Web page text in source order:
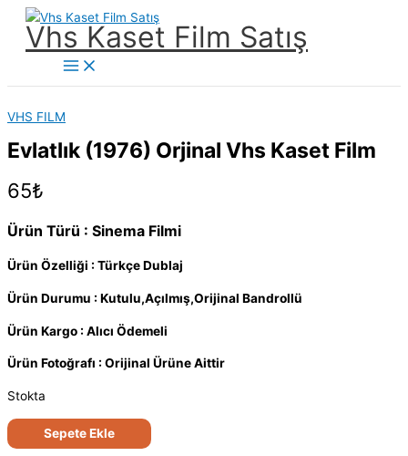
İçeriğe
Vhs Kaset Film Satış
Main
Menu
VHS FILM
Evlatlık (1976) Orjinal Vhs Kaset Film
65₺
Ürün Türü : Sinema Filmi
Ürün Özelliği : Türkçe Dublaj
Ürün Durumu : Kutulu,Açılmış,Orijinal Bandrollü
Ürün Kargo : Alıcı Ödemeli
Ürün Fotoğrafı : Orijinal Ürüne Aittir
Stokta
Evlatlık
(1976)
Sepete Ekle